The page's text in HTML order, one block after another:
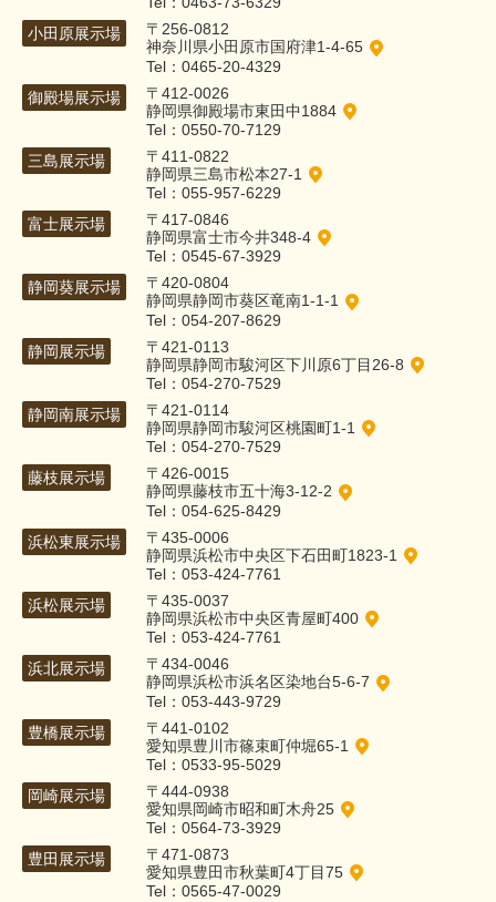
小田原展示場
〒256-0812
神奈川県小田原市国府津1-4-65
Tel：0465-20-4329
御殿場展示場
〒412-0026
静岡県御殿場市東田中1884
Tel：0550-70-7129
三島展示場
〒411-0822
静岡県三島市松本27-1
Tel：055-957-6229
富士展示場
〒417-0846
静岡県富士市今井348-4
Tel：0545-67-3929
静岡葵展示場
〒420-0804
静岡県静岡市葵区竜南1-1-1
Tel：054-207-8629
静岡展示場
〒421-0113
静岡県静岡市駿河区下川原6丁目26-8
Tel：054-270-7529
静岡南展示場
〒421-0114
静岡県静岡市駿河区桃園町1-1
Tel：054-270-7529
藤枝展示場
〒426-0015
静岡県藤枝市五十海3-12-2
Tel：054-625-8429
浜松東展示場
〒435-0006
静岡県浜松市中央区下石田町1823-1
Tel：053-424-7761
浜松展示場
〒435-0037
静岡県浜松市中央区青屋町400
Tel：053-424-7761
浜北展示場
〒434-0046
静岡県浜松市浜名区染地台5-6-7
Tel：053-443-9729
豊橋展示場
〒441-0102
愛知県豊川市篠束町仲堀65-1
Tel：0533-95-5029
岡崎展示場
〒444-0938
愛知県岡崎市昭和町木舟25
Tel：0564-73-3929
豊田展示場
〒471-0873
愛知県豊田市秋葉町4丁目75
Tel：0565-47-0029